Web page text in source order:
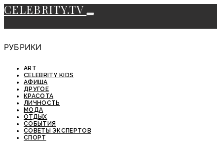
CELEBRITY.TV
РУБРИКИ
ART
CELEBRITY KIDS
АФИША
ДРУГОЕ
КРАСОТА
ЛИЧНОСТЬ
МОДА
ОТДЫХ
СОБЫТИЯ
СОВЕТЫ ЭКСПЕРТОВ
СПОРТ